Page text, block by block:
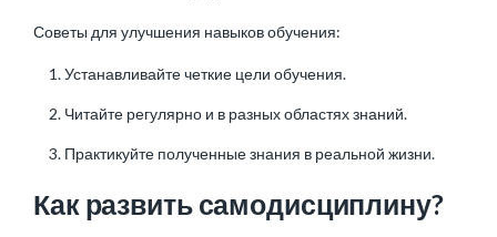
Советы для улучшения навыков обучения:
Устанавливайте четкие цели обучения.
Читайте регулярно и в разных областях знаний.
Практикуйте полученные знания в реальной жизни.
Как развить самодисциплину?